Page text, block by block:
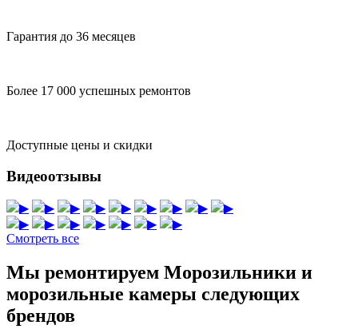
Гарантия до 36 месяцев
Более 17 000 успешных ремонтов
Доступные цены и скидки
Видеоотзывы
▶ ▶ ▶ ▶ ▶ ▶ ▶ ▶
▶
▶
▶ ▶ ▶ ▶ ▶
▶
Смотреть все
Мы ремонтируем Морозильники и
морозильные камеры следующих
брендов